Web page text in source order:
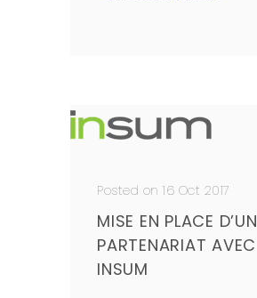
Posted on 16 Oct 2017
MISE EN PLACE D’UN
PARTENARIAT AVEC
INSUM